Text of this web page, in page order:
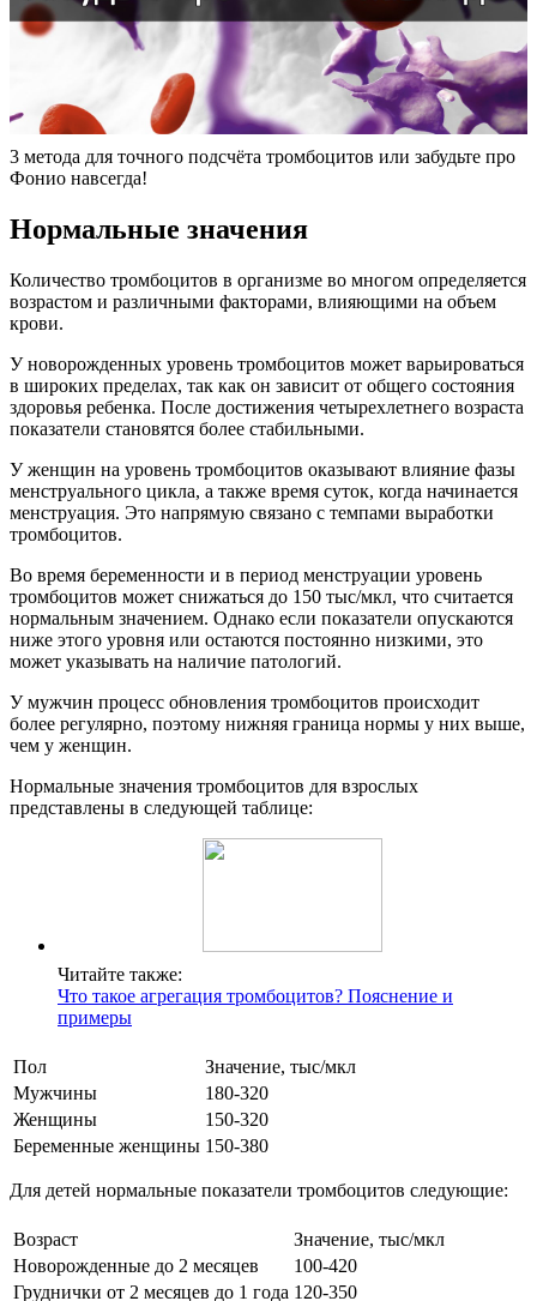
3 метода для точного подсчёта тромбоцитов или забудьте про
Фонио навсегда!
Нормальные значения
Количество тромбоцитов в организме во многом определяется
возрастом и различными факторами, влияющими на объем
крови.
У новорожденных уровень тромбоцитов может варьироваться
в широких пределах, так как он зависит от общего состояния
здоровья ребенка. После достижения четырехлетнего возраста
показатели становятся более стабильными.
У женщин на уровень тромбоцитов оказывают влияние фазы
менструального цикла, а также время суток, когда начинается
менструация. Это напрямую связано с темпами выработки
тромбоцитов.
Во время беременности и в период менструации уровень
тромбоцитов может снижаться до 150 тыс/мкл, что считается
нормальным значением. Однако если показатели опускаются
ниже этого уровня или остаются постоянно низкими, это
может указывать на наличие патологий.
У мужчин процесс обновления тромбоцитов происходит
более регулярно, поэтому нижняя граница нормы у них выше,
чем у женщин.
Нормальные значения тромбоцитов для взрослых
представлены в следующей таблице:
Читайте также:
Что такое агрегация тромбоцитов? Пояснение и
примеры
Пол
Значение, тыс/мкл
Мужчины
180-320
Женщины
150-320
Беременные женщины 150-380
Для детей нормальные показатели тромбоцитов следующие:
Возраст
Значение, тыс/мкл
Новорожденные до 2 месяцев
100-420
Груднички от 2 месяцев до 1 года 120-350